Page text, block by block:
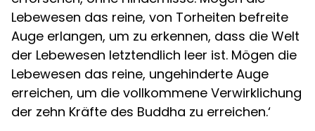
Lebewesen das reine, von Torheiten befreite
Auge erlangen, um zu erkennen, dass die Welt
der Lebewesen letztendlich leer ist. Mögen die
Lebewesen das reine, ungehinderte Auge
erreichen, um die vollkommene Verwirklichung
der zehn Kräfte des Buddha zu erreichen.‘